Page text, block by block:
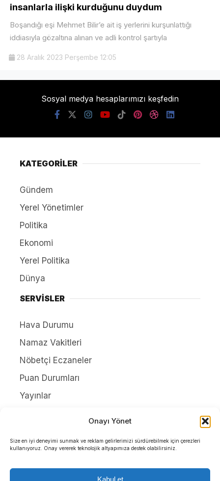
Onayı Yönet
Size en iyi deneyimi sunmak ve reklam gelirlerimizi sürdürebilmek için çerezleri
kullanıyoruz. Onay vererek teknolojik altyapımıza destek olabilirsiniz.
Kabul et
insanlarla ilişki kurduğunu duydum
Boşandığı eşi Mehmet Bilir’e ait iş yerlerini kurşunlattığı
iddiasıyla gözaltına alınan ve adli kontrol şartıyla
28 Aralık 2023 Perşembe 12:05
Sosyal medya hesaplarımızı keşfedin
KATEGORİLER
Gündem
Yerel Yönetimler
Politika
Ekonomi
Yerel Politika
Dünya
SERVİSLER
Hava Durumu
Namaz Vakitleri
Nöbetçi Eczaneler
Puan Durumları
Yayınlar
İletişim